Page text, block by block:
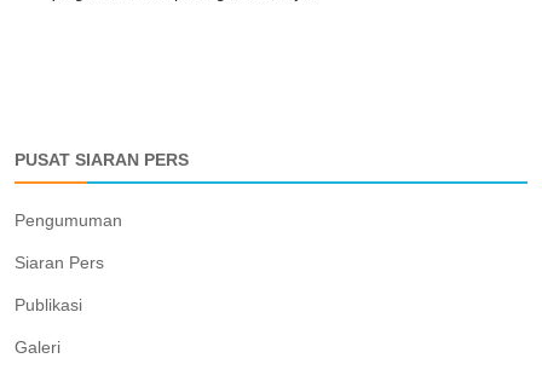
PUSAT SIARAN PERS
Pengumuman
Siaran Pers
Publikasi
Galeri